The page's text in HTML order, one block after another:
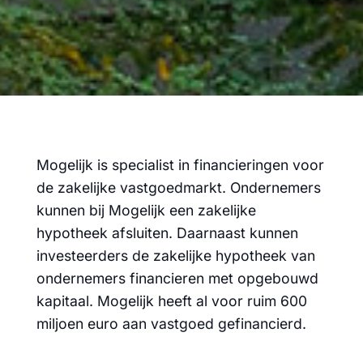
Mogelijk is specialist in financieringen voor
de zakelijke vastgoedmarkt. Ondernemers
kunnen bij Mogelijk een zakelijke
hypotheek afsluiten. Daarnaast kunnen
investeerders de zakelijke hypotheek van
ondernemers financieren met opgebouwd
kapitaal. Mogelijk heeft al voor ruim 600
miljoen euro aan vastgoed gefinancierd.